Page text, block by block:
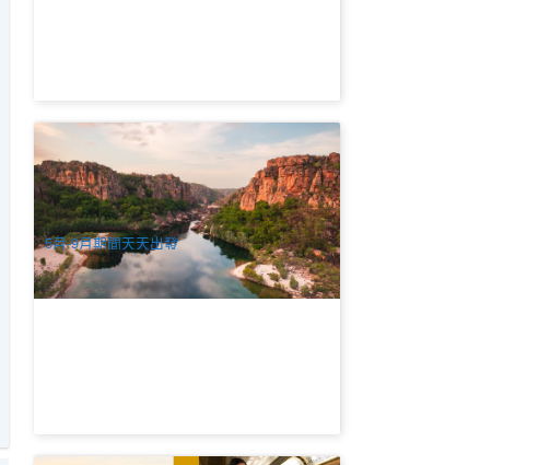
卡卡杜國家公園+東鱷魚河文化生態之旅 2
天1夜 (英文)｜Kakadu & East Alligator
River Short Break
1.3k 已預訂
AUD $1,020.00 $1,045.00
DAW11001
5月-9月期間天天出發